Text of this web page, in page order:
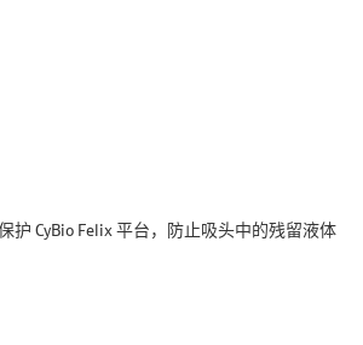
护 CyBio Felix 平台，防止吸头中的残留液体